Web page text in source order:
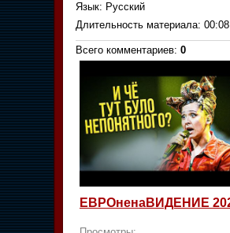
Язык: Русский
Длительность материала:
Всего комментариев: 0
ЕВРОненаВИДЕНИЕ